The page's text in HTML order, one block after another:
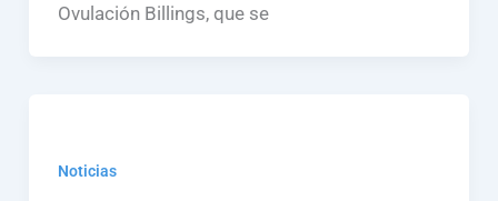
Ovulación Billings, que se
Noticias